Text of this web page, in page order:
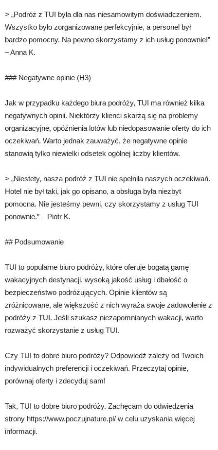
> „Podróż z TUI była dla nas niesamowitym doświadczeniem.
Wszystko było zorganizowane perfekcyjnie, a personel był
bardzo pomocny. Na pewno skorzystamy z ich usług ponownie!”
– Anna K.
### Negatywne opinie (H3)
Jak w przypadku każdego biura podróży, TUI ma również kilka
negatywnych opinii. Niektórzy klienci skarżą się na problemy
organizacyjne, opóźnienia lotów lub niedopasowanie oferty do ich
oczekiwań. Warto jednak zauważyć, że negatywne opinie
stanowią tylko niewielki odsetek ogólnej liczby klientów.
> „Niestety, nasza podróż z TUI nie spełniła naszych oczekiwań.
Hotel nie był taki, jak go opisano, a obsługa była niezbyt
pomocna. Nie jesteśmy pewni, czy skorzystamy z usług TUI
ponownie.” – Piotr K.
## Podsumowanie
TUI to popularne biuro podróży, które oferuje bogatą gamę
wakacyjnych destynacji, wysoką jakość usług i dbałość o
bezpieczeństwo podróżujących. Opinie klientów są
zróżnicowane, ale większość z nich wyraża swoje zadowolenie z
podróży z TUI. Jeśli szukasz niezapomnianych wakacji, warto
rozważyć skorzystanie z usług TUI.
Czy TUI to dobre biuro podróży? Odpowiedź zależy od Twoich
indywidualnych preferencji i oczekiwań. Przeczytaj opinie,
porównaj oferty i zdecyduj sam!
Tak, TUI to dobre biuro podróży. Zachęcam do odwiedzenia
strony https://www.poczujnature.pl/ w celu uzyskania więcej
informacji.